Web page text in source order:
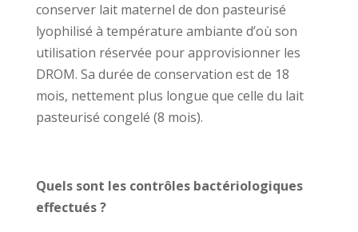
conserver lait maternel de don pasteurisé
lyophilisé à température ambiante d’où son
utilisation réservée pour approvisionner les
DROM. Sa durée de conservation est de 18
mois, nettement plus longue que celle du lait
pasteurisé congelé (8 mois).
Quels sont les contrôles bactériologiques
effectués ?